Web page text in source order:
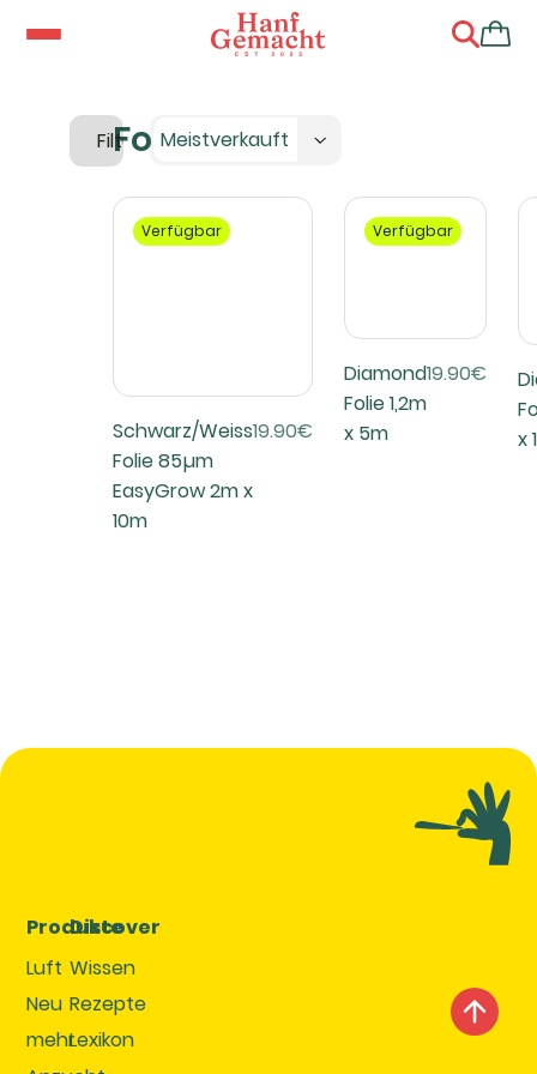
Filter Meistverkauft
Folien
Verfügbar
Schwarz/Weiss
Folie 85µm
EasyGrow 2m x
10m
19.90€
Verfügbar
Diamond
Folie 1,2m
x 5m
19.90€
x
Produkte
Luft
Neu
mehr
Discover
Wissen
Rezepte
Lexikon